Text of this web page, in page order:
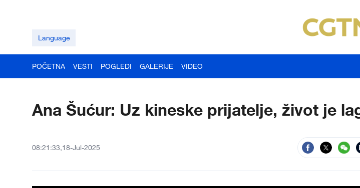
Language
POČETNA VESTI POGLEDI GALERIJE VIDEO
Ana Šućur: Uz kineske prijatelje, život je
08:21:33,18-Jul-2025